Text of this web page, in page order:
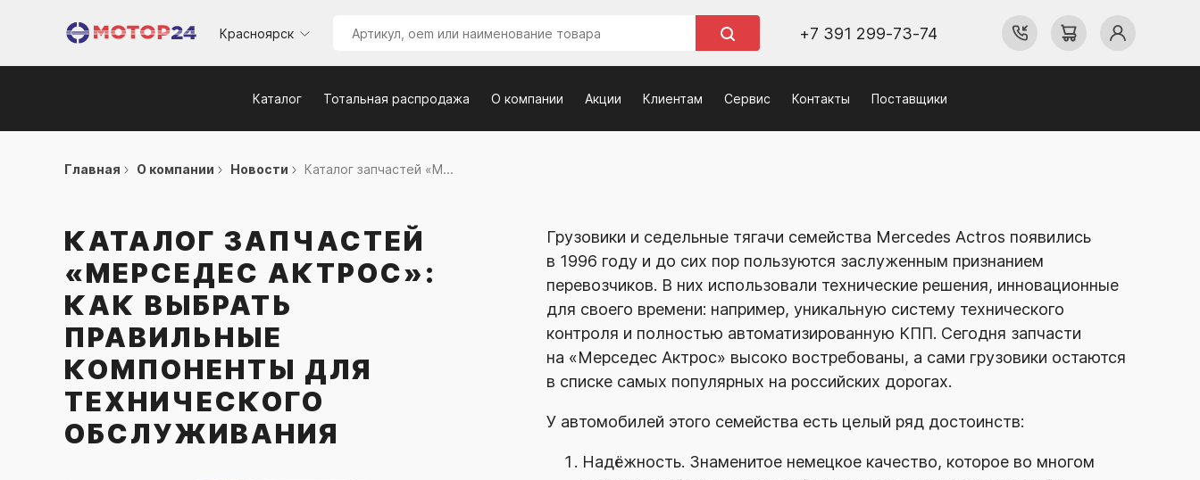
Красноярск +7 391 299-73-74
Каталог Тотальная распродажа О компании Акции Клиентам Сервис Контакты Поставщики
Главная О компании Новости Каталог запчастей «М...
КАТАЛОГ ЗАПЧАСТЕЙ
«МЕРСЕДЕС АКТРОС»:
КАК ВЫБРАТЬ
ПРАВИЛЬНЫЕ
КОМПОНЕНТЫ ДЛЯ
ТЕХНИЧЕСКОГО
ОБСЛУЖИВАНИЯ
Грузовики и седельные тягачи семейства Mercedes Actros появились
в 1996 году и до сих пор пользуются заслуженным признанием
перевозчиков. В них использовали технические решения, инновационные
для своего времени: например, уникальную систему технического
контроля и полностью автоматизированную КПП. Сегодня запчасти
на «Мерседес Актрос» высоко востребованы, а сами грузовики остаются
в списке самых популярных на российских дорогах.
У автомобилей этого семейства есть целый ряд достоинств:
Надёжность. Знаменитое немецкое качество, которое во многом